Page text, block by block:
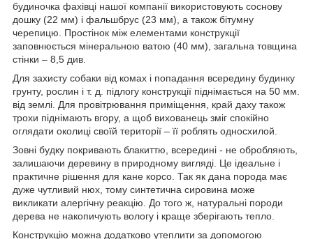
будиночка фахівці нашої компанії використовують соснову
дошку (22 мм) і фальшбрус (23 мм), а також бітумну
черепицю. Простінок між елементами конструкції
заповнюється мінеральною ватою (40 мм), загальна товщина
стінки – 8,5 див.
Для захисту собаки від комах і попадання всередину будинку
грунту, рослин і т. д. підлогу конструкції піднімається на 50 мм.
від землі. Для провітрювання приміщення, край даху також
трохи піднімають вгору, а щоб вихованець зміг спокійно
оглядати околиці своїй території – її роблять односхилой.
Зовні будку покривають блакиттю, всередині - не обробляють,
залишаючи деревину в природному вигляді. Це ідеальне і
практичне рішення для кане корсо. Так як дана порода має
дуже чутливий нюх, тому синтетична сировина може
викликати алергічну реакцію. До того ж, натуральні породи
дерева не накопичують вологу і краще зберігають тепло.
Конструкцію можна додатково утеплити за допомогою